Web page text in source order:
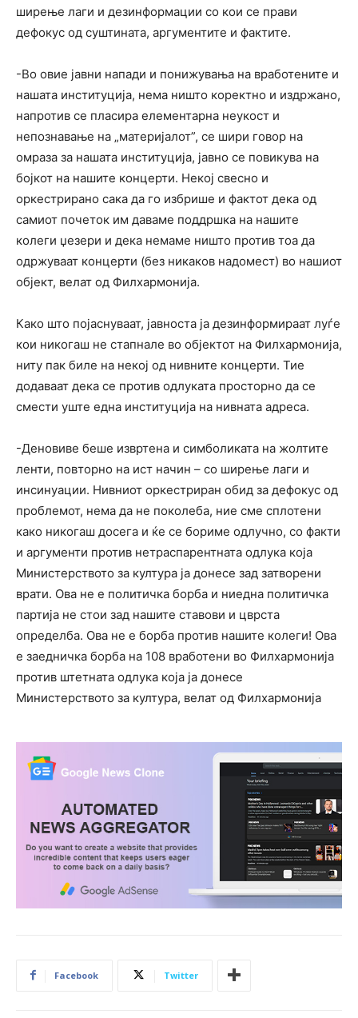
ширење лаги и дезинформации со кои се прави
дефокус од суштината, аргументите и фактите.
-Во овие јавни напади и понижувања на вработените и
нашата институција, нема ништо коректно и издржано,
напротив се пласира елементарна неукост и
непознавање на „материјалот”, се шири говор на
омраза за нашата институција, јавно се повикува на
бојкот на нашите концерти. Некој свесно и
оркестрирано сака да го избрише и фактот дека од
самиот почеток им даваме поддршка на нашите
колеги џезери и дека немаме ништо против тоа да
одржуваат концерти (без никаков надомест) во нашиот
објект, велат од Филхармонија.
Како што појаснуваат, јавноста ја дезинформираат луѓе
кои никогаш не стапнале во објектот на Филхармонија,
ниту пак биле на некој од нивните концерти. Тие
додаваат дека се против одлуката просторно да се
смести уште една институција на нивната адреса.
-Деновиве беше извртена и симболиката на жолтите
ленти, повторно на ист начин – со ширење лаги и
инсинуации. Нивниот оркестриран обид за дефокус од
проблемот, нема да не поколеба, ние сме сплотени
како никогаш досега и ќе се бориме одлучно, со факти
и аргументи против нетраспарентната одлука која
Министерството за култура ја донесе зад затворени
врати. Ова не е политичка борба и ниедна политичка
партија не стои зад нашите ставови и цврста
определба. Ова не е борба против нашите колеги! Ова
е заедничка борба на 108 вработени во Филхармонија
против штетната одлука која ја донесе
Министерството за култура, велат од Филхармонија
Facebook Twitter